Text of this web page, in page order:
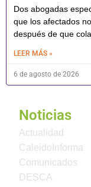
Dos abogadas
que los afectados
después de que
LEER MÁS »
6 de agosto de 2026
Noticias
Actualidad
CaleidoInforma
Comunicados
DESCA